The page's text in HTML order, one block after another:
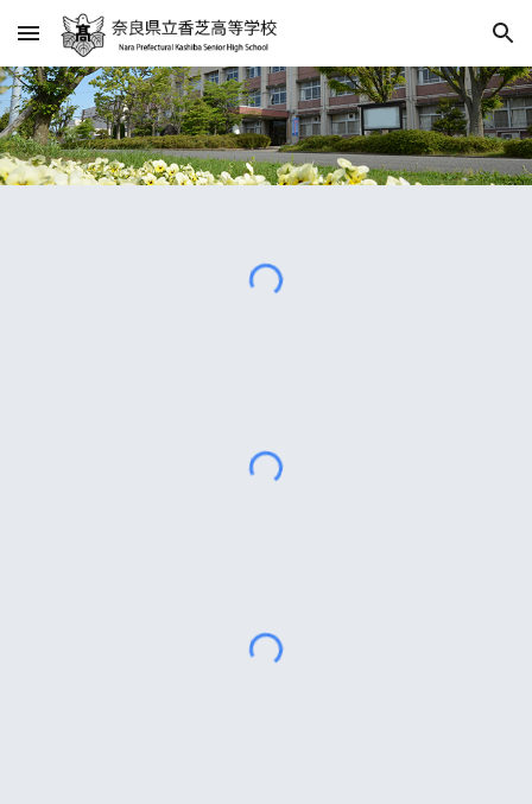
Skip to main content Skip to navigation